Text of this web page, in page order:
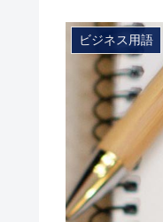
ビジネス用語